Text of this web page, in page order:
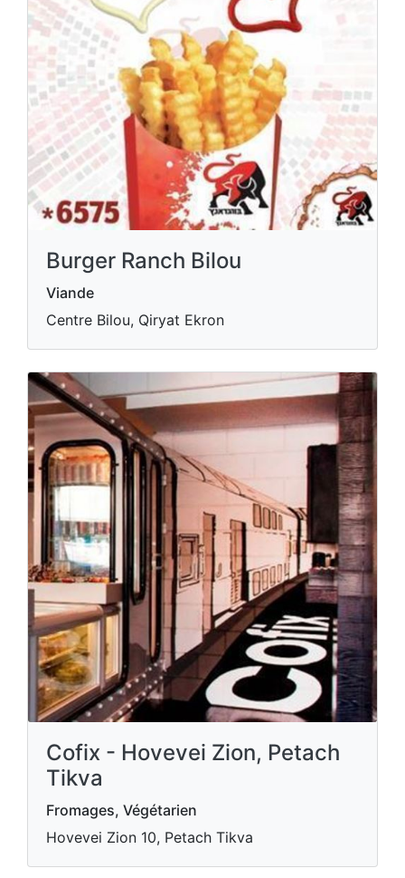
Burger Ranch Bilou
Viande
Centre Bilou, Qiryat Ekron
Cofix - Hovevei Zion, Petach
Tikva
Fromages, Végétarien
Hovevei Zion 10, Petach Tikva